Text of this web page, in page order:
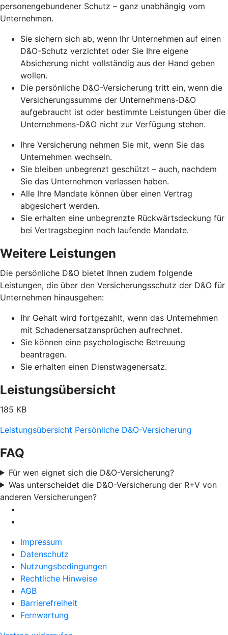
personengebundener Schutz – ganz unabhängig vom
Unternehmen.
Sie sichern sich ab, wenn Ihr Unternehmen auf einen
D&O-Schutz verzichtet oder Sie Ihre eigene
Absicherung nicht vollständig aus der Hand geben
wollen.
Die persönliche D&O-Versicherung tritt ein, wenn die
Versicherungssumme der Unternehmens-D&O
aufgebraucht ist oder bestimmte Leistungen über die
Unternehmens-D&O nicht zur Verfügung stehen.
Ihre Versicherung nehmen Sie mit, wenn Sie das
Unternehmen wechseln.
Sie bleiben unbegrenzt geschützt – auch, nachdem
Sie das Unternehmen verlassen haben.
Alle Ihre Mandate können über einen Vertrag
abgesichert werden.
Sie erhalten eine unbegrenzte Rückwärtsdeckung für
bei Vertragsbeginn noch laufende Mandate.
Weitere Leistungen
Die persönliche D&O bietet Ihnen zudem folgende
Leistungen, die über den Versicherungsschutz der D&O für
Unternehmen hinausgehen:
Ihr Gehalt wird fortgezahlt, wenn das Unternehmen
mit Schadenersatzansprüchen aufrechnet.
Sie können eine psychologische Betreuung
beantragen.
Sie erhalten einen Dienstwagenersatz.
Leistungsübersicht
185 KB
Leistungsübersicht Persönliche D&O-Versicherung
FAQ
Für wen eignet sich die D&O-Versicherung?
Was unterscheidet die D&O-Versicherung der R+V von
anderen Versicherungen?
Impressum
Datenschutz
Nutzungsbedingungen
Rechtliche Hinweise
AGB
Barrierefreiheit
Fernwartung